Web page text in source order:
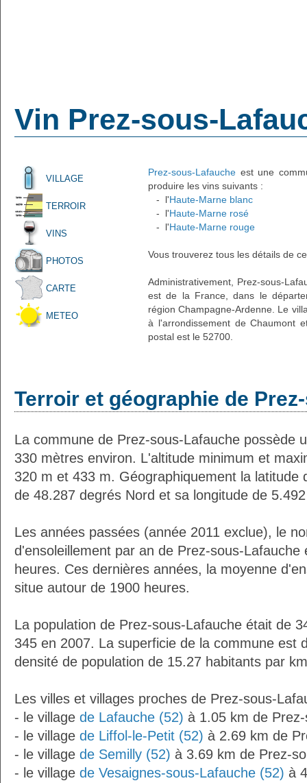
Vin Prez-sous-
VILLAGE
TERROIR
VINS
PHOTOS
CARTE
METEO
Prez-sous-Lafauche est une
produire les vins suivants :
- l'Haute-Marne blanc
- l'Haute-Marne rosé
- l'Haute-Marne rouge
Vous trouverez tous les détails de
Administrativement, Prez-sous-
est de la France, dans le
région Champagne-Ardenne. Le
à l'arrondissement de Chaumont
postal est le 52700.
Terroir et géographie de
La commune de Prez-sous-Lafauche possède
330 mètres environ. L'altitude minimum et
320 m et 433 m. Géographiquement la latitude
de 48.287 degrés Nord et sa longitude de
Les années passées (année 2011 exclue), le
d'ensoleillement par an de Prez-sous-Lafauche
heures. Ces dernières années, la moyenne
situe autour de 1900 heures.
La population de Prez-sous-Lafauche était de
345 en 2007. La superficie de la commune est
densité de population de 15.27 habitants par
Les villes et villages proches de Prez-sous-
- le village de Lafauche (52) à 1.05 km de
- le village de Liffol-le-Petit (52) à 2.69 km de
- le village de Semilly (52) à 3.69 km de Prez-
- le village de Vesaignes-sous-Lafauche (52) à